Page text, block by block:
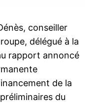
conseiller
délégué à la
rapport annoncé
de la
du